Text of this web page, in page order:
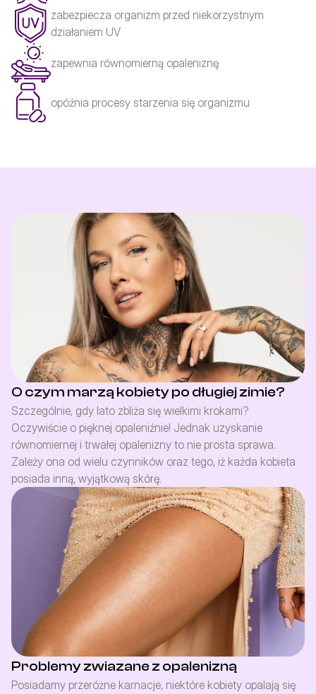
zabezpiecza organizm przed niekorzystnym
działaniem UV
zapewnia równomierną opaleniznę
opóźnia procesy starzenia się organizmu
O czym marzą kobiety po długiej zimie?
Szczególnie, gdy lato zbliża się wielkimi krokami?
Oczywiście o pięknej opaleniźnie! Jednak uzyskanie
równomiernej i trwałej opalenizny to nie prosta sprawa.
Zależy ona od wielu czynników oraz tego, iż każda kobieta
posiada inną, wyjątkową skórę.
Problemy zwiazane z opalenizną
Posiadamy przeróżne karnacje, niektóre kobiety opalają się